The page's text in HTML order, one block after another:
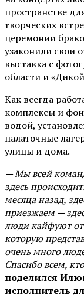
пространстве
творческих
церемонии
узаконили свои
выставка с
области и
Как всегда
комплексы и
водой,
палаточные
улицы и дома.
— Мы всей
здесь
месяца назад,
приезжаем —
люди кайфуют от
которую
очень много
Спасибо всем,
поделился
исполнитель